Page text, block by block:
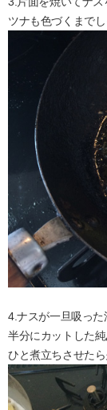
ツナも色づくまで
4.ナスが一旦吸った
半分にカットした
ひと煮立ちさせたら